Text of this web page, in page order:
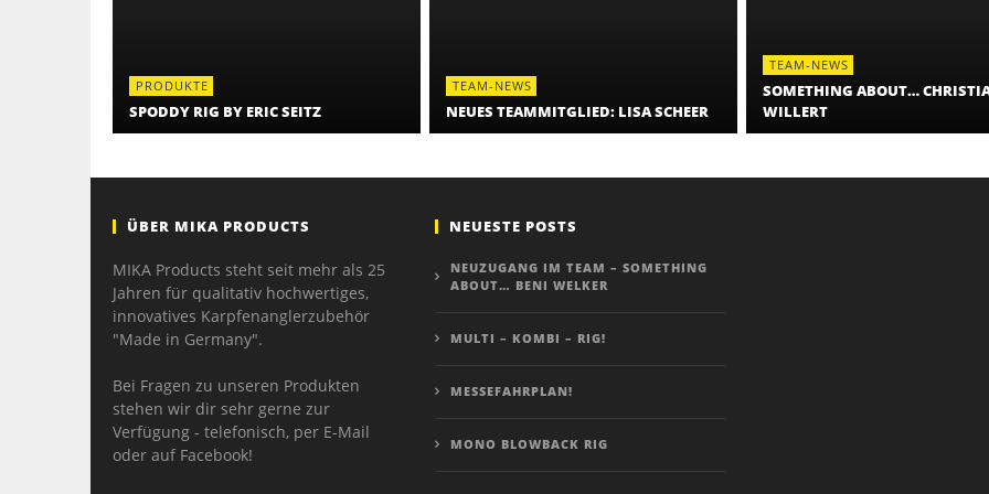
PRODUKTE
SPODDY RIG BY ERIC SEITZ
TEAM-NEWS
NEUES TEAMMITGLIED: LISA SCHEER
TEAM-NEWS
SOMETHING ABOUT…
WILLERT
ÜBER MIKA PRODUCTS
MIKA Products steht seit mehr als 25
Jahren für qualitativ hochwertiges,
innovatives Karpfenanglerzubehör
"Made in Germany".
Bei Fragen zu unseren Produkten
stehen wir dir sehr gerne zur
Verfügung - telefonisch, per E-Mail
oder auf Facebook!
NEUESTE POSTS
NEUZUGANG IM TEAM – SOMETHING
ABOUT… BENI WELKER
MULTI – KOMBI – RIG!
MESSEFAHRPLAN!
MONO BLOWBACK RIG